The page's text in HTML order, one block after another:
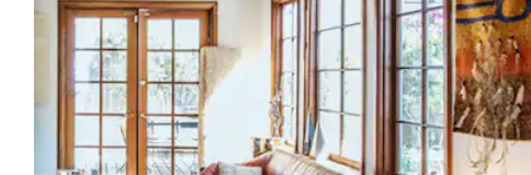
ստեղներով նավարկեք վեր և վար կամ ուսումնասիրեք հպելով